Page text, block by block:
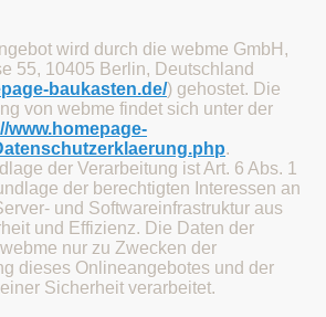
wird durch die webme GmbH,
55, 10405 Berlin, Deutschland
baukasten.de/) gehostet. Die
von webme findet sich unter der
www.homepage-
.
der Verarbeitung ist Art. 6 Abs. 1
der berechtigten Interessen an
und Softwareinfrastruktur aus
und Effizienz. Die Daten der
nur zu Zwecken der
dieses Onlineangebotes und der
Sicherheit verarbeitet.